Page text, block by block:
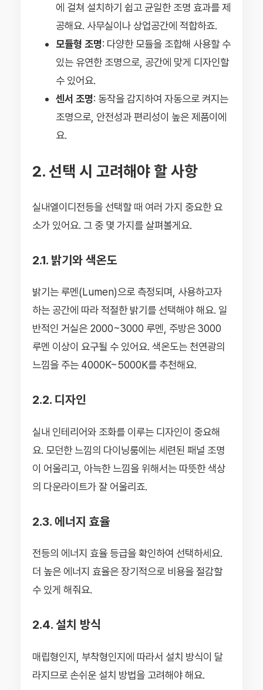
에 걸쳐 설치하기 쉽고 균일한 조명 효과를 제
공해요. 사무실이나 상업공간에 적합하죠.
모듈형 조명: 다양한 모듈을 조합해 사용할 수
있는 유연한 조명으로, 공간에 맞게 디자인할
수 있어요.
센서 조명: 동작을 감지하여 자동으로 켜지는
조명으로, 안전성과 편리성이 높은 제품이에
요.
2. 선택 시 고려해야 할 사항
실내엘이디전등을 선택할 때 여러 가지 중요한 요
소가 있어요. 그 중 몇 가지를 살펴볼게요.
2.1. 밝기와 색온도
밝기는 루멘(Lumen)으로 측정되며, 사용하고자
하는 공간에 따라 적절한 밝기를 선택해야 해요. 일
반적인 거실은 2000~3000 루멘, 주방은 3000
루멘 이상이 요구될 수 있어요. 색온도는 천연광의
느낌을 주는 4000K~5000K를 추천해요.
2.2. 디자인
실내 인테리어와 조화를 이루는 디자인이 중요해
요. 모던한 느낌의 다이닝룸에는 세련된 패널 조명
이 어울리고, 아늑한 느낌을 위해서는 따뜻한 색상
의 다운라이트가 잘 어울리죠.
2.3. 에너지 효율
전등의 에너지 효율 등급을 확인하여 선택하세요.
더 높은 에너지 효율은 장기적으로 비용을 절감할
수 있게 해줘요.
2.4. 설치 방식
매립형인지, 부착형인지에 따라서 설치 방식이 달
라지므로 손쉬운 설치 방법을 고려해야 해요.